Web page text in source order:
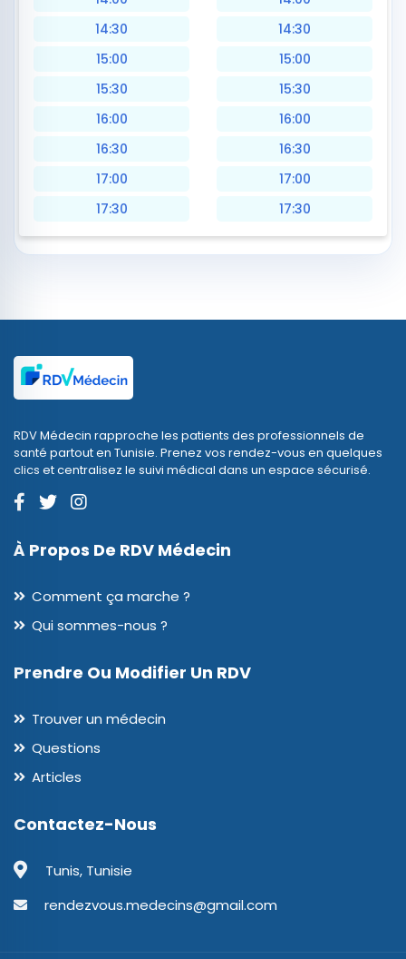
14:30
15:00
15:30
16:00
16:30
17:00
17:30
14:30
15:00
15:30
16:00
16:30
17:00
17:30
RDV Médecin rapproche les patients des professionnels de
santé partout en Tunisie. Prenez vos rendez-vous en quelques
clics et centralisez le suivi médical dans un espace sécurisé.
À Propos De RDV Médecin
Comment ça marche ?
Qui sommes-nous ?
Prendre Ou Modifier Un RDV
Trouver un médecin
Questions
Articles
Contactez-Nous
Tunis, Tunisie
rendezvous.medecins@gmail.com